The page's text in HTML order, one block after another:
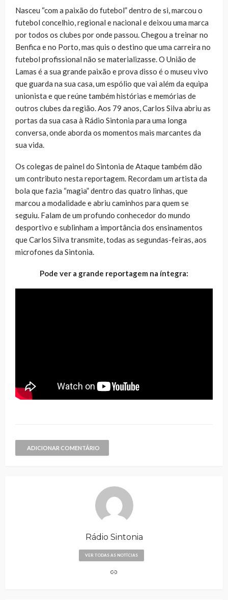
Nasceu “com a paixão do futebol” dentro de si, marcou o
futebol concelhio, regional e nacional e deixou uma marca
por todos os clubes por onde passou. Chegou a treinar no
Benfica e no Porto, mas quis o destino que uma carreira no
futebol profissional não se materializasse. O União de
Lamas é a sua grande paixão e prova disso é o museu vivo
que guarda na sua casa, um espólio que vai além da equipa
unionista e que reúne também histórias e memórias de
outros clubes da região. Aos 79 anos, Carlos Silva abriu as
portas da sua casa à Rádio Sintonia para uma longa
conversa, onde aborda os momentos mais marcantes da
sua vida.
Os colegas de painel do Sintonia de Ataque também dão
um contributo nesta reportagem. Recordam um artista da
bola que fazia “magia” dentro das quatro linhas, que
marcou a modalidade e abriu caminhos para quem se
seguiu. Falam de um profundo conhecedor do mundo
desportivo e sublinham a importância dos ensinamentos
que Carlos Silva transmite, todas as segundas-feiras, aos
microfones da Sintonia.
Pode ver a grande reportagem na íntegra:
ADICIONAR COMENTÁRIO
Rádio Sintonia
VER TODAS AS NOTÍCIAS